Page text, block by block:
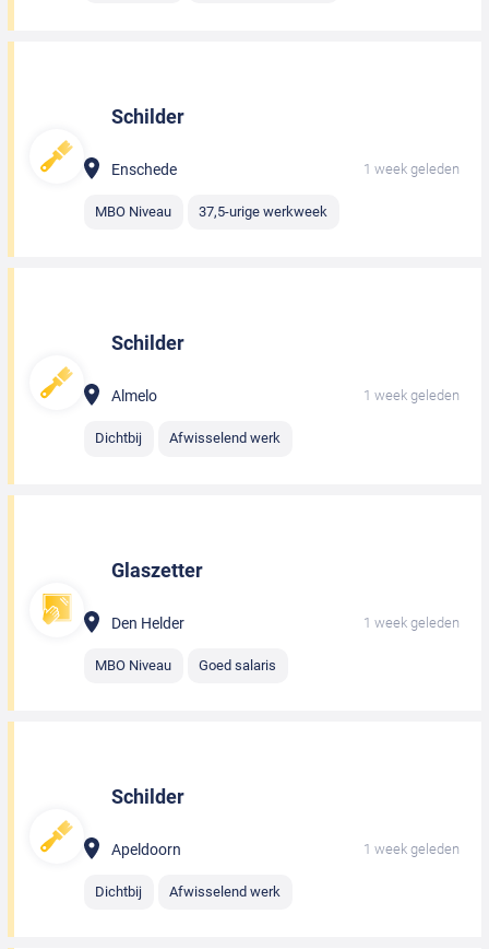
Schilder
Enschede 1 week geleden
MBO Niveau 37,5-urige werkweek
Schilder
Almelo 1 week geleden
Dichtbij Afwisselend werk
Glaszetter
Den Helder 1 week geleden
MBO Niveau Goed salaris
Schilder
Apeldoorn 1 week geleden
Dichtbij Afwisselend werk